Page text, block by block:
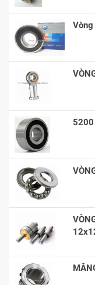
5200